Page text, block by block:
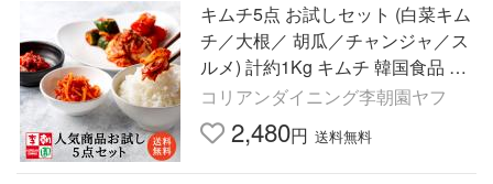
キムチ5点 お試しセット (白菜キム
チ／大根／ 胡瓜／チャンジャ／ス
ルメ) 計約1Kg キムチ 韓国食品 お
取り寄せ お中元 ギフト オイキム
チ カクテキ 李朝園
コリアンダイニング李朝園ヤフ
2,480円 送料無料